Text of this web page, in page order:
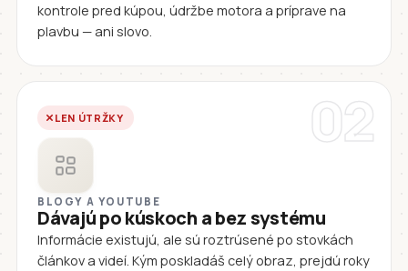
kontrole pred kúpou, údržbe motora a príprave na
plavbu — ani slovo.
02
LEN ÚTRŽKY
BLOGY A YOUTUBE
Dávajú po kúskoch a bez systému
Informácie existujú, ale sú roztrúsené po stovkách
článkov a videí. Kým poskladáš celý obraz, prejdú roky